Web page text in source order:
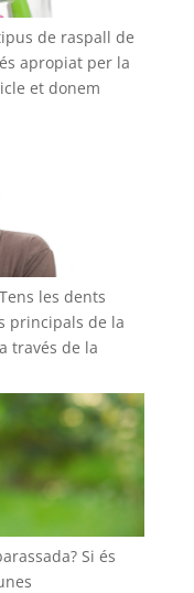
de raspall de
apropiat per la
et donem
Tens les dents
principals de la
través de la
Si és